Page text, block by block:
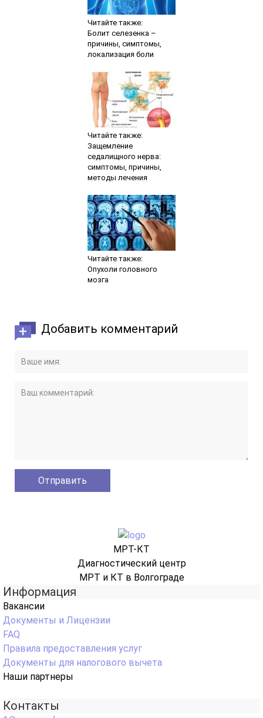
Читайте также:
Болит селезенка –
причины, симптомы,
локализация боли
Читайте также:
Защемление
седалищного нерва:
симптомы, причины,
методы лечения
Читайте также:
Опухоли головного
мозга
Добавить комментарий
МРТ-КТ
Диагностический центр
МРТ и КТ в Волгограде
Информация
Вакансии
Документы и Лицензии
FAQ
Правила предоставления услуг
Документы для налогового вычета
Наши партнеры
Контакты